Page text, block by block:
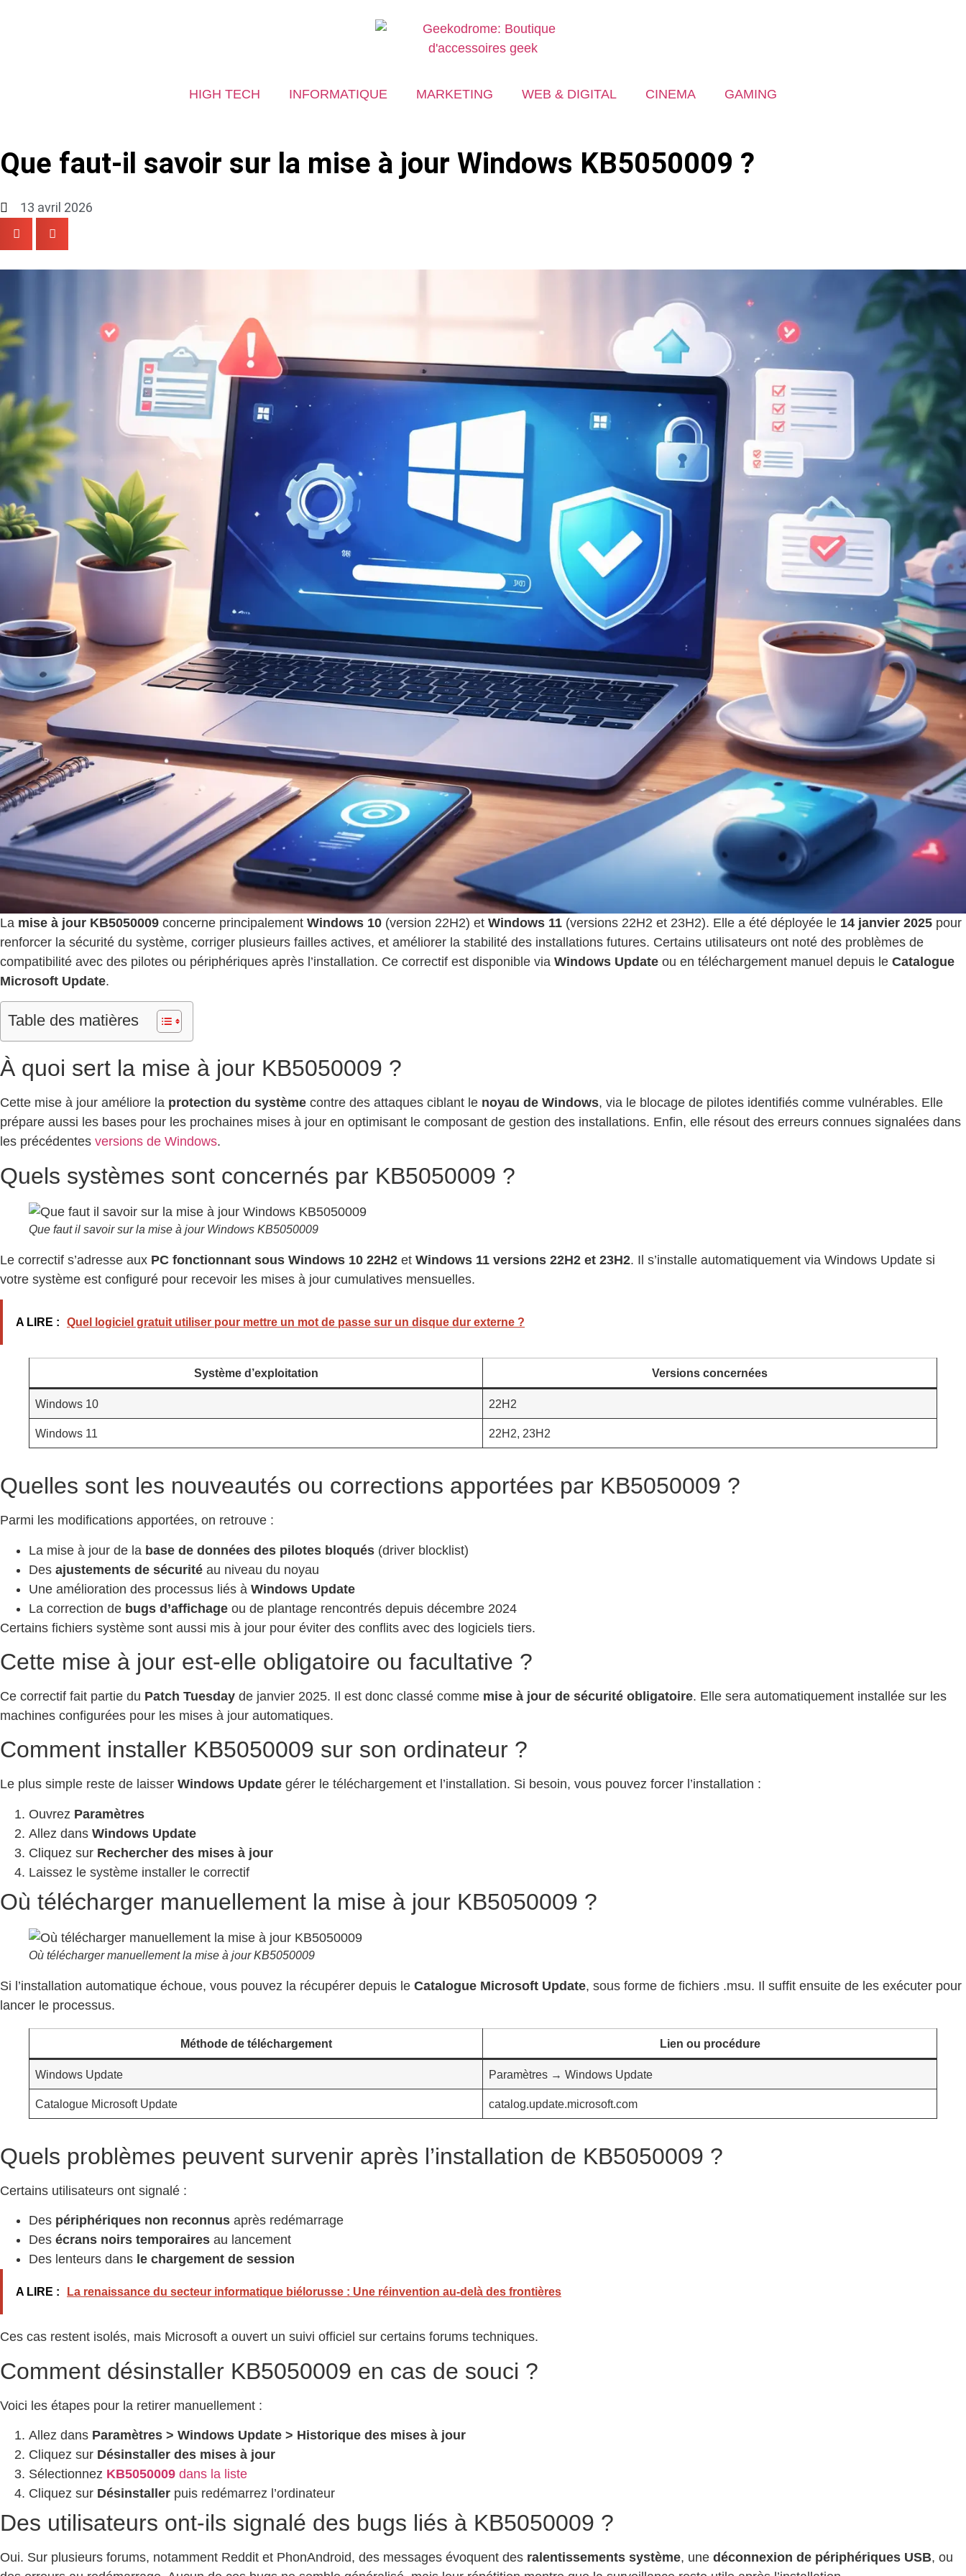
HIGH TECH INFORMATIQUE MARKETING WEB & DIGITAL CINEMA GAMING
Que faut-il savoir sur la mise à jour Windows KB5050009 ?
13 avril 2026
La mise à jour KB5050009 concerne principalement Windows 10 (version 22H2) et Windows 11 (versions 22H2 et 23H2). Elle a été déployée le 14 janvier 2025 pour
renforcer la sécurité du système, corriger plusieurs failles actives, et améliorer la stabilité des installations futures. Certains utilisateurs ont noté des problèmes de
compatibilité avec des pilotes ou périphériques après l’installation. Ce correctif est disponible via Windows Update ou en téléchargement manuel depuis le Catalogue
Microsoft Update.
Table des matières
À quoi sert la mise à jour KB5050009 ?
Cette mise à jour améliore la protection du système contre des attaques ciblant le noyau de Windows, via le blocage de pilotes identifiés comme vulnérables. Elle
prépare aussi les bases pour les prochaines mises à jour en optimisant le composant de gestion des installations. Enfin, elle résout des erreurs connues signalées dans
les précédentes versions de Windows.
Quels systèmes sont concernés par KB5050009 ?
Que faut il savoir sur la mise à jour Windows KB5050009
Le correctif s’adresse aux PC fonctionnant sous Windows 10 22H2 et Windows 11 versions 22H2 et 23H2. Il s’installe automatiquement via Windows Update si
votre système est configuré pour recevoir les mises à jour cumulatives mensuelles.
A LIRE : Quel logiciel gratuit utiliser pour mettre un mot de passe sur un disque dur externe ?
Système d’exploitation Versions concernées
Windows 10 22H2
Windows 11 22H2, 23H2
Quelles sont les nouveautés ou corrections apportées par KB5050009 ?
Parmi les modifications apportées, on retrouve :
La mise à jour de la base de données des pilotes bloqués (driver blocklist)
Des ajustements de sécurité au niveau du noyau
Une amélioration des processus liés à Windows Update
La correction de bugs d’affichage ou de plantage rencontrés depuis décembre 2024
Certains fichiers système sont aussi mis à jour pour éviter des conflits avec des logiciels tiers.
Cette mise à jour est-elle obligatoire ou facultative ?
Ce correctif fait partie du Patch Tuesday de janvier 2025. Il est donc classé comme mise à jour de sécurité obligatoire. Elle sera automatiquement installée sur les
machines configurées pour les mises à jour automatiques.
Comment installer KB5050009 sur son ordinateur ?
Le plus simple reste de laisser Windows Update gérer le téléchargement et l’installation. Si besoin, vous pouvez forcer l’installation :
Ouvrez Paramètres
Allez dans Windows Update
Cliquez sur Rechercher des mises à jour
Laissez le système installer le correctif
Où télécharger manuellement la mise à jour KB5050009 ?
Où télécharger manuellement la mise à jour KB5050009
Si l’installation automatique échoue, vous pouvez la récupérer depuis le Catalogue Microsoft Update, sous forme de fichiers .msu. Il suffit ensuite de les exécuter pour
lancer le processus.
Méthode de téléchargement Lien ou procédure
Windows Update Paramètres → Windows Update
Catalogue Microsoft Update catalog.update.microsoft.com
Quels problèmes peuvent survenir après l’installation de KB5050009 ?
Certains utilisateurs ont signalé :
Des périphériques non reconnus après redémarrage
Des écrans noirs temporaires au lancement
Des lenteurs dans le chargement de session
A LIRE : La renaissance du secteur informatique biélorusse : Une réinvention au-delà des frontières
Ces cas restent isolés, mais Microsoft a ouvert un suivi officiel sur certains forums techniques.
Comment désinstaller KB5050009 en cas de souci ?
Voici les étapes pour la retirer manuellement :
Allez dans Paramètres > Windows Update > Historique des mises à jour
Cliquez sur Désinstaller des mises à jour
Sélectionnez KB5050009 dans la liste
Cliquez sur Désinstaller puis redémarrez l’ordinateur
Des utilisateurs ont-ils signalé des bugs liés à KB5050009 ?
Oui. Sur plusieurs forums, notamment Reddit et PhonAndroid, des messages évoquent des ralentissements système, une déconnexion de périphériques USB, ou